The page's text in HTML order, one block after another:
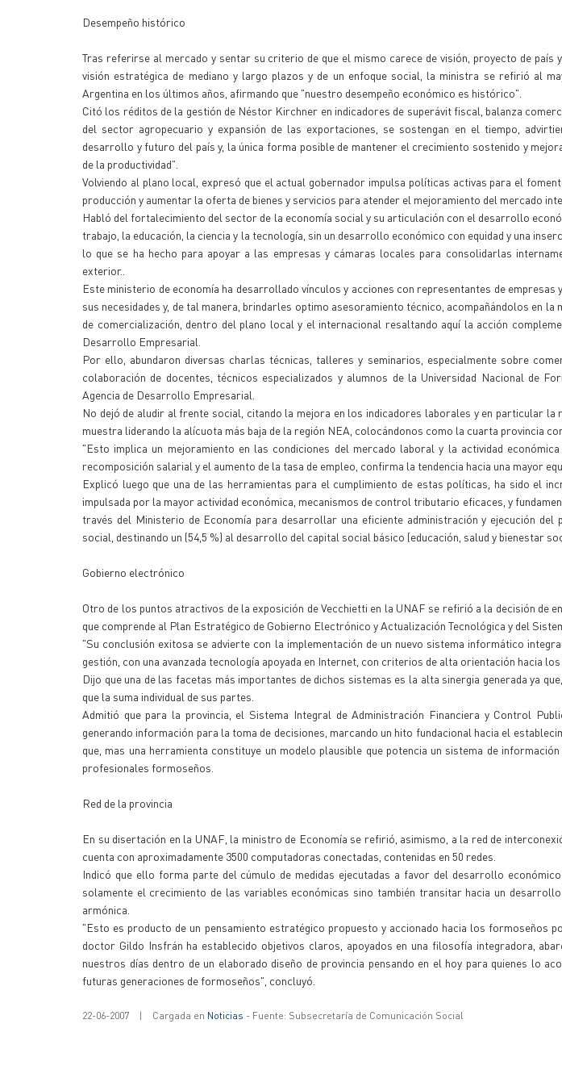
Desempeño histórico
Tras referirse al mercado y sentar su criterio de que el mismo carece de visión, proyecto de país
visión estratégica de mediano y largo plazos y de un enfoque social, la ministra se refirió al
Argentina en los últimos años, afirmando que "nuestro desempeño económico es histórico".
Citó los réditos de la gestión de Néstor Kirchner en indicadores de superávit fiscal, balanza
del sector agropecuario y expansión de las exportaciones, se sostengan en el tiempo,
desarrollo y futuro del país y, la única forma posible de mantener el crecimiento sostenido y
de la productividad".
Volviendo al plano local, expresó que el actual gobernador impulsa políticas activas para el
producción y aumentar la oferta de bienes y servicios para atender el mejoramiento del mercado
Habló del fortalecimiento del sector de la economía social y su articulación con el desarrollo
trabajo, la educación, la ciencia y la tecnología, sin un desarrollo económico con equidad y una
lo que se ha hecho para apoyar a las empresas y cámaras locales para consolidarlas
exterior..
Este ministerio de economía ha desarrollado vínculos y acciones con representantes de
sus necesidades y, de tal manera, brindarles optimo asesoramiento técnico, acompañándolos en
de comercialización, dentro del plano local y el internacional resaltando aquí la acción
Desarrollo Empresarial.
Por ello, abundaron diversas charlas técnicas, talleres y seminarios, especialmente sobre
colaboración de docentes, técnicos especializados y alumnos de la Universidad Nacional de
Agencia de Desarrollo Empresarial.
No dejó de aludir al frente social, citando la mejora en los indicadores laborales y en particular la
muestra liderando la alícuota más baja de la región NEA, colocándonos como la cuarta provincia
"Esto implica un mejoramiento en las condiciones del mercado laboral y la actividad
recomposición salarial y el aumento de la tasa de empleo, confirma la tendencia hacia una mayor
Explicó luego que una de las herramientas para el cumplimiento de estas políticas, ha sido el
impulsada por la mayor actividad económica, mecanismos de control tributario eficaces, y
través del Ministerio de Economía para desarrollar una eficiente administración y ejecución del
social, destinando un (54,5 %) al desarrollo del capital social básico (educación, salud y bienestar
Gobierno electrónico
Otro de los puntos atractivos de la exposición de Vecchietti en la UNAF se refirió a la decisión de
que comprende al Plan Estratégico de Gobierno Electrónico y Actualización Tecnológica y del
"Su conclusión exitosa se advierte con la implementación de un nuevo sistema informático
gestión, con una avanzada tecnología apoyada en Internet, con criterios de alta orientación hacia
Dijo que una de las facetas más importantes de dichos sistemas es la alta sinergia generada ya
que la suma individual de sus partes.
Admitió que para la provincia, el Sistema Integral de Administración Financiera y Control
generando información para la toma de decisiones, marcando un hito fundacional hacia el
que, mas una herramienta constituye un modelo plausible que potencia un sistema de
profesionales formoseños.
Red de la provincia
En su disertación en la UNAF, la ministro de Economía se refirió, asimismo, a la red de
cuenta con aproximadamente 3500 computadoras conectadas, contenidas en 50 redes.
Indicó que ello forma parte del cúmulo de medidas ejecutadas a favor del desarrollo
solamente el crecimiento de las variables económicas sino también transitar hacia un
armónica.
"Esto es producto de un pensamiento estratégico propuesto y accionado hacia los formoseños
doctor Gildo Insfrán ha establecido objetivos claros, apoyados en una filosofía integradora,
nuestros días dentro de un elaborado diseño de provincia pensando en el hoy para quienes lo
futuras generaciones de formoseños", concluyó.
22-06-2007 | Cargada en Noticias - Fuente: Subsecretaría de Comunicación Social